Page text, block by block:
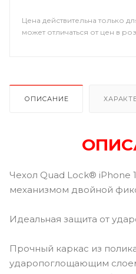
Цена действительна только
может отличаться от цен в
ОПИСАНИЕ
Чехол Quad Lock®
механизмом двойной
Идеальная защита от
Прочный каркас из
ударопоглощающим